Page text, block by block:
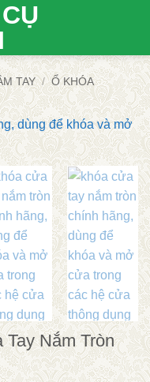
TAY / Ổ KHÓA
Nắm Tròn